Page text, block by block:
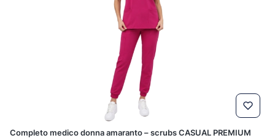
Completo medico donna amaranto – scrubs CASUAL PREMIUM